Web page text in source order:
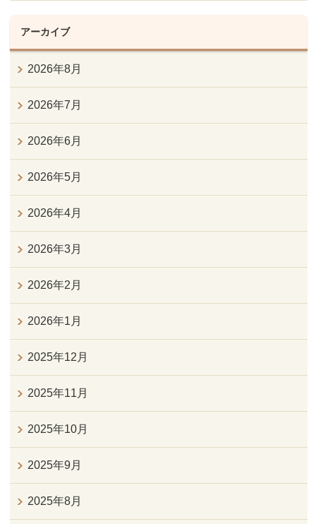
アーカイブ
2026年8月
2026年7月
2026年6月
2026年5月
2026年4月
2026年3月
2026年2月
2026年1月
2025年12月
2025年11月
2025年10月
2025年9月
2025年8月